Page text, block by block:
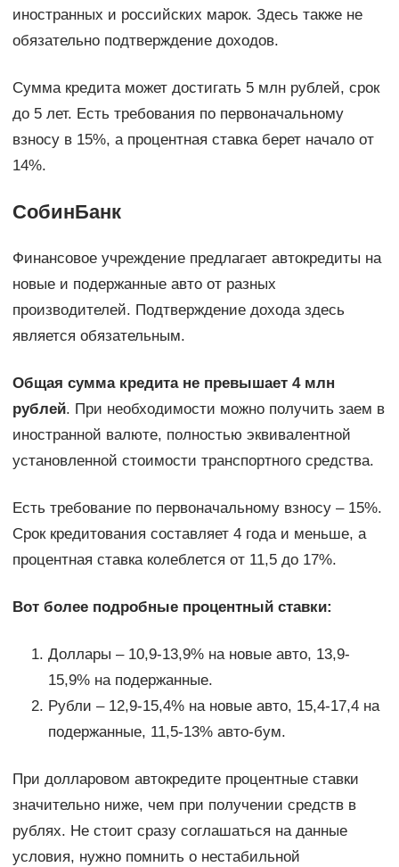
иностранных и российских марок. Здесь также не
обязательно подтверждение доходов.
Сумма кредита может достигать 5 млн рублей, срок
до 5 лет. Есть требования по первоначальному
взносу в 15%, а процентная ставка берет начало от
14%.
СобинБанк
Финансовое учреждение предлагает автокредиты на
новые и подержанные авто от разных
производителей. Подтверждение дохода здесь
является обязательным.
Общая сумма кредита не превышает 4 млн
рублей. При необходимости можно получить заем в
иностранной валюте, полностью эквивалентной
установленной стоимости транспортного средства.
Есть требование по первоначальному взносу – 15%.
Срок кредитования составляет 4 года и меньше, а
процентная ставка колеблется от 11,5 до 17%.
Вот более подробные процентный ставки:
Доллары – 10,9-13,9% на новые авто, 13,9-
15,9% на подержанные.
Рубли – 12,9-15,4% на новые авто, 15,4-17,4 на
подержанные, 11,5-13% авто-бум.
При долларовом автокредите процентные ставки
значительно ниже, чем при получении средств в
рублях. Не стоит сразу соглашаться на данные
условия, нужно помнить о нестабильной